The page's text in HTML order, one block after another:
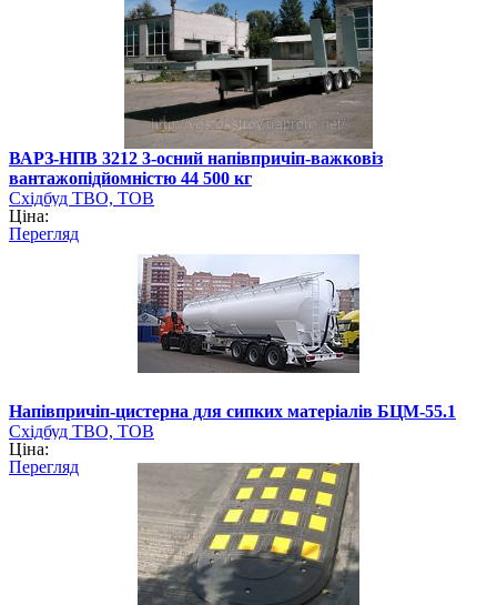
ВАРЗ-НПВ 3212 3-осний напівпричіп-важковіз
вантажопідйомністю 44 500 кг
Східбуд ТВО, ТОВ
Ціна:
Перегляд
Напівпричіп-цистерна для сипких матеріалів БЦМ-55.1
Східбуд ТВО, ТОВ
Ціна:
Перегляд